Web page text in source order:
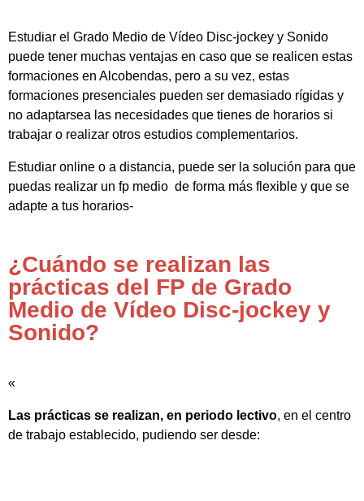
Estudiar el Grado Medio de Vídeo Disc-jockey y Sonido
puede tener muchas ventajas en caso que se realicen estas
formaciones en Alcobendas, pero a su vez, estas
formaciones presenciales pueden ser demasiado rígidas y
no adaptarsea las necesidades que tienes de horarios si
trabajar o realizar otros estudios complementarios.
Estudiar online o a distancia, puede ser la solución para que
puedas realizar un fp medio de forma más flexible y que se
adapte a tus horarios-
¿Cuándo se realizan las
prácticas del FP de Grado
Medio de Vídeo Disc-jockey y
Sonido?
«
Las prácticas se realizan, en periodo lectivo, en el centro
de trabajo establecido, pudiendo ser desde: